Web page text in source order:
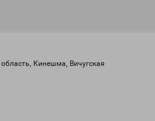
Кинешма, Вичугская